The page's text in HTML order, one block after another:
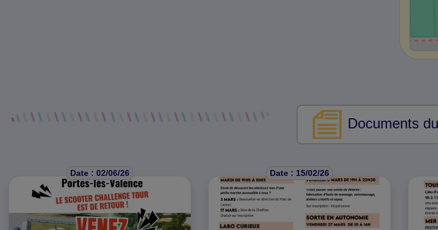
Documents
Date : 02/06/26 Date : 15/02/26